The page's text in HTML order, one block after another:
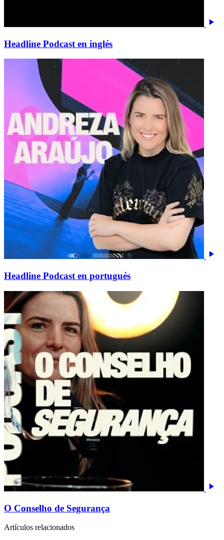
Headline Podcast en inglés
Headline Podcast en portugués
O Conselho de Segurança
Artículos relacionados